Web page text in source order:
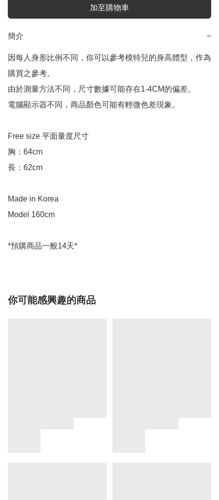
加至購物車
簡介 −
因每人身形比例不同，你可以參考模特兒的身高體型，作為
購買之參考。
由於測量方法不同，尺寸數據可能存在1-4CM的偏差。
電腦顯示器不同，商品顏色可能有輕微色差現象。
Free size 平面量度尺寸
胸：64cm
長：62cm
Made in Korea
Model 160cm
你可能感興趣的商品